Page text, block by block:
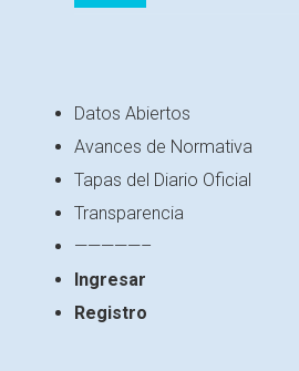
Datos Abiertos
Avances de Normativa
Tapas del Diario Oficial
Transparencia
—————–
Ingresar
Registro